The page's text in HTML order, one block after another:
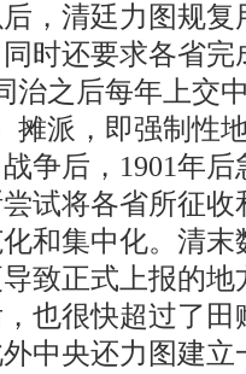
，清廷力图规
时还要求各省
治之后每年上交
摊派，即强制性
争后，1901年
试将各省所征
和集中化。清
致正式上报的
也很快超过了
中央还力图建